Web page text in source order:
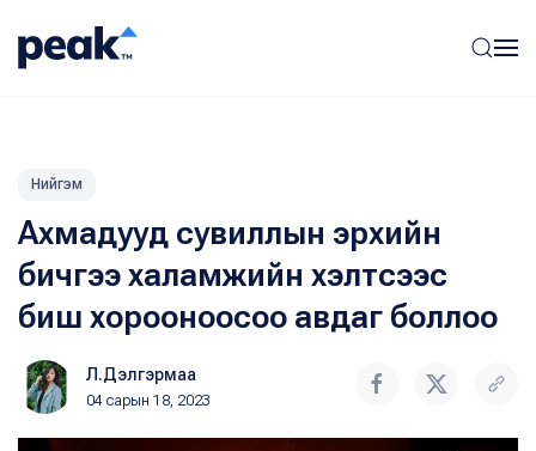
Нийгэм
Ахмадууд сувиллын эрхийн
бичгээ халамжийн хэлтсээс
биш хорооноосоо авдаг боллоо
Л.Дэлгэрмаа
04 сарын 18, 2023